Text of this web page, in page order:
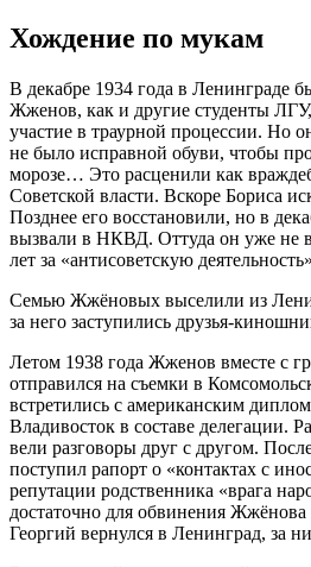
Хождение по мукам
В декабре 1934 года в Ленинграде
Жженов, как и другие студенты
участие в траурной процессии. Но
не было исправной обуви, чтобы
морозе… Это расценили как
Советской власти. Вскоре Бориса
Позднее его восстановили, но в
вызвали в НКВД. Оттуда он уже не
лет за «антисоветскую
Семью Жжёновых выселили из
за него заступились друзья-
Летом 1938 года Жженов вместе с
отправился на съемки в
встретились с американским
Владивосток в составе делегации.
вели разговоры друг с другом.
поступил рапорт о «контактах с
репутации родственника «врага
достаточно для обвинения
Георгий вернулся в Ленинград, за